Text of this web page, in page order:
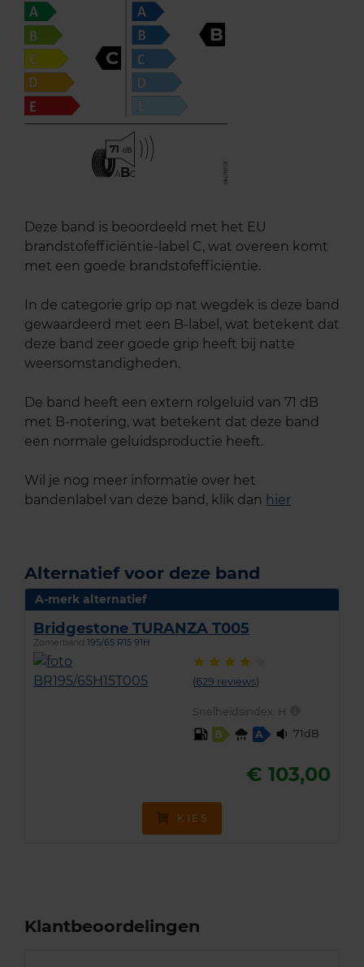
C
B
71
ABC
Deze band is beoordeeld met het EU
brandstofefficiëntie-label C, wat overeen komt
met een goede brandstofefficiëntie.
In de categorie grip op nat wegdek is deze band
gewaardeerd met een B-label, wat betekent dat
deze band zeer goede grip heeft bij natte
weersomstandigheden.
De band heeft een extern rolgeluid van 71 dB
met B-notering, wat betekent dat deze band
een normale geluidsproductie heeft.
Wil je nog meer informatie over het
bandenlabel van deze band, klik dan hier
Alternatief voor deze band
A-merk alternatief
Bridgestone TURANZA T005
Zomerband 195/65 R15 91H
(629 reviews)
Snelheidsindex: H
B
A 71dB
€ 103,00
KIES
Klantbeoordelingen